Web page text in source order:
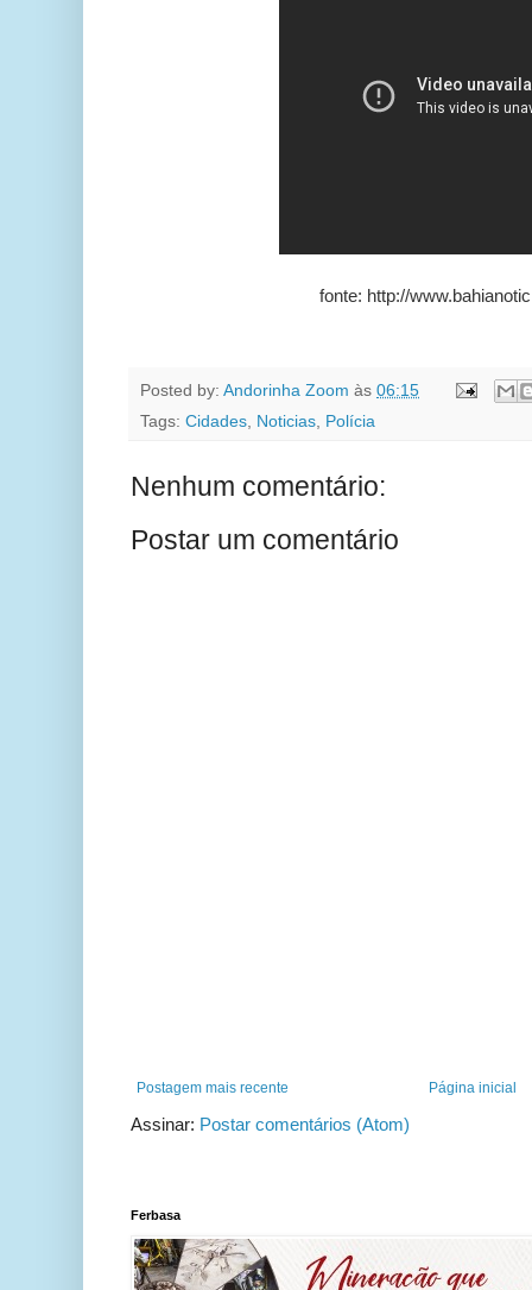
fonte: http://
Posted by: Andorinha Zoom às 06:15
Tags: Cidades, Noticias, Polícia
Nenhum comentário:
Postar um comentário
Postagem mais recente Página inicial
Assinar: Postar comentários (Atom)
Ferbasa